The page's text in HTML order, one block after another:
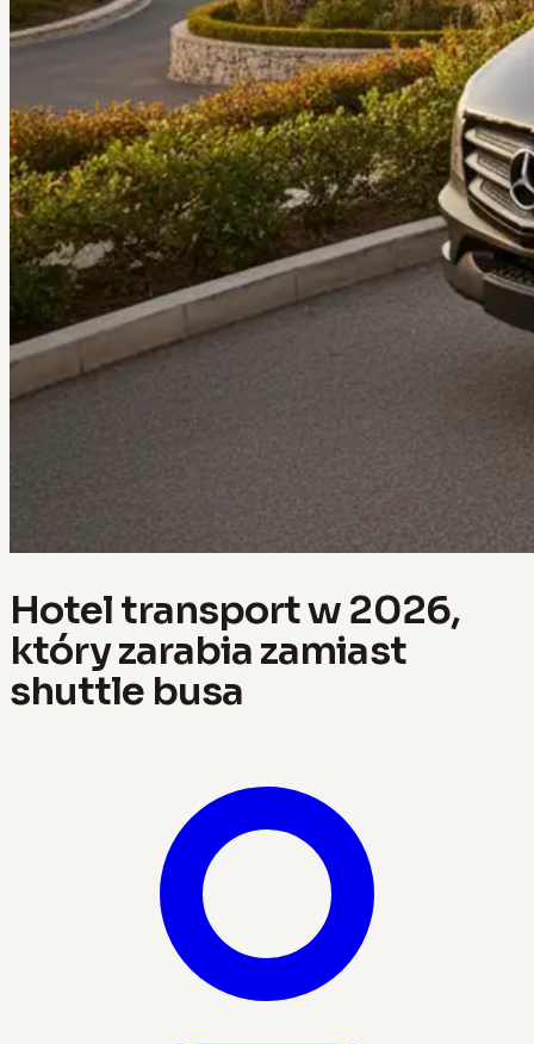
Hotel transport w 2026,
który zarabia zamiast
shuttle busa